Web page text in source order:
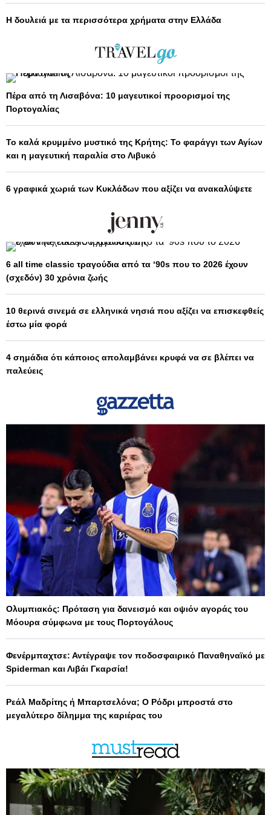
Η δουλειά με τα περισσότερα χρήματα στην Ελλάδα
Πέρα από τη Λισαβόνα: 10 μαγευτικοί προορισμοί της
Πορτογαλίας
Το καλά κρυμμένο μυστικό της Κρήτης: Το φαράγγι των Αγίων
και η μαγευτική παραλία στο Λιβυκό
6 γραφικά χωριά των Κυκλάδων που αξίζει να ανακαλύψετε
6 all time classic τραγούδια από τα ‘90s που το 2026 έχουν
(σχεδόν) 30 χρόνια ζωής
10 θερινά σινεμά σε ελληνικά νησιά που αξίζει να επισκεφθείς
έστω μία φορά
4 σημάδια ότι κάποιος απολαμβάνει κρυφά να σε βλέπει να
παλεύεις
Ολυμπιακός: Πρόταση για δανεισμό και οψιόν αγοράς του
Μόουρα σύμφωνα με τους Πορτογάλους
Φενέρμπαχτσε: Αντέγραψε τον ποδοσφαιρικό Παναθηναϊκό με
Spiderman και Λιβάι Γκαρσία!
Ρεάλ Μαδρίτης ή Μπαρτσελόνα; Ο Ρόδρι μπροστά στο
μεγαλύτερο δίλημμα της καριέρας του